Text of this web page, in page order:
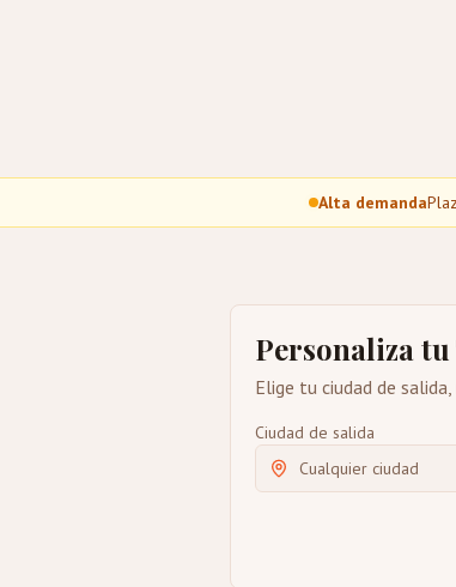
Alta demanda
Personaliza
Elige tu ciudad de
Ciudad de salida